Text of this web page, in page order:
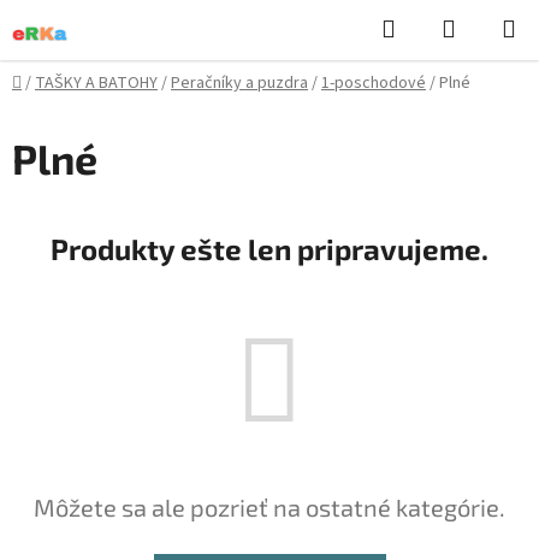
na
obsah
Hľadať
KOŠÍK
Domov
/TAŠKY A BATOHY/Peračníky a puzdra/1-poschodové/Plné
Plné
Produkty ešte len pripravujeme.
Môžete sa ale pozrieť na ostatné kategórie.